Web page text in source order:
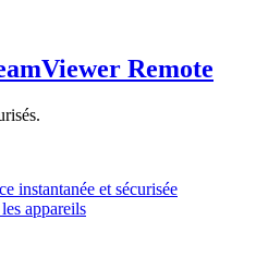
Remote
instantanée et sécurisée
appareils